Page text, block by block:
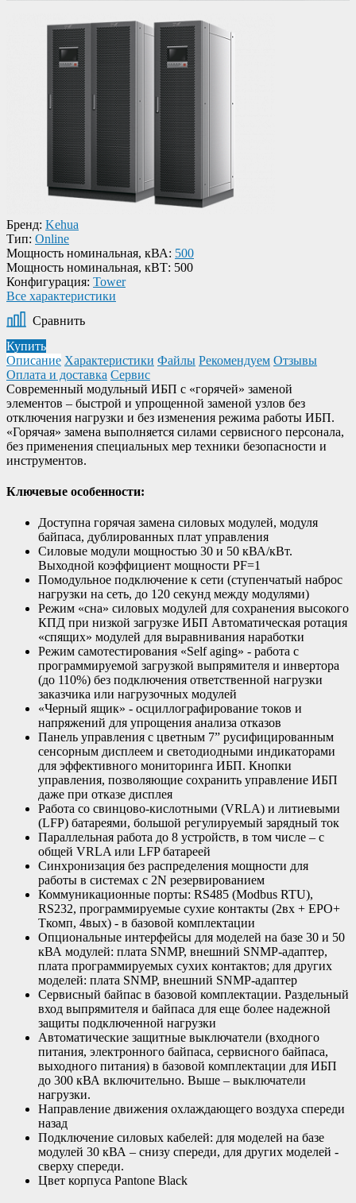
Бренд: Kehua
Тип: Online
Мощность номинальная, кВА: 500
Мощность номинальная, кВТ: 500
Конфигурация: Tower
Все характеристики
Сравнить
Купить
Описание Характеристики Файлы Рекомендуем Отзывы
Оплата и доставка Сервис
Современный модульный ИБП с «горячей» заменой
элементов – быстрой и упрощенной заменой узлов без
отключения нагрузки и без изменения режима работы ИБП.
«Горячая» замена выполняется силами сервисного персонала,
без применения специальных мер техники безопасности и
инструментов.
Ключевые особенности:
Доступна горячая замена cиловых модулей, модуля
байпаса, дублированных плат управления
Силовые модули мощностью 30 и 50 кВА/кВт.
Выходной коэффициент мощности PF=1
Помодульное подключение к сети (ступенчатый наброс
нагрузки на сеть, до 120 секунд между модулями)
Режим «сна» силовых модулей для сохранения высокого
КПД при низкой загрузке ИБП Автоматическая ротация
«спящих» модулей для выравнивания наработки
Режим самотестирования «Self aging» - работа с
программируемой загрузкой выпрямителя и инвертора
(до 110%) без подключения ответственной нагрузки
заказчика или нагрузочных модулей
«Черный ящик» - осциллографирование токов и
напряжений для упрощения анализа отказов
Панель управления с цветным 7” русифицированным
сенсорным дисплеем и светодиодными индикаторами
для эффективного мониторинга ИБП. Кнопки
управления, позволяющие сохранить управление ИБП
даже при отказе дисплея
Работа со свинцово-кислотными (VRLA) и литиевыми
(LFP) батареями, большой регулируемый зарядный ток
Параллельная работа до 8 устройств, в том числе – с
общей VRLA или LFP батареей
Синхронизация без распределения мощности для
работы в системах с 2N резервированием
Коммуникационные порты: RS485 (Modbus RTU),
RS232, программируемые сухие контакты (2вх + EPO+
Ткомп, 4вых) - в базовой комплектации
Опциональные интерфейсы для моделей на базе 30 и 50
кВА модулей: плата SNMP, внешний SNMP-адаптер,
плата программируемых сухих контактов; для других
моделей: плата SNMP, внешний SNMP-адаптер
Сервисный байпас в базовой комплектации. Раздельный
вход выпрямителя и байпаса для еще более надежной
защиты подключенной нагрузки
Автоматические защитные выключатели (входного
питания, электронного байпаса, сервисного байпаса,
выходного питания) в базовой комплектации для ИБП
до 300 кВА включительно. Выше – выключатели
нагрузки.
Направление движения охлаждающего воздуха спереди
назад
Подключение силовых кабелей: для моделей на базе
модулей 30 кВА – снизу спереди, для других моделей -
сверху спереди.
Цвет корпуса Pantone Black